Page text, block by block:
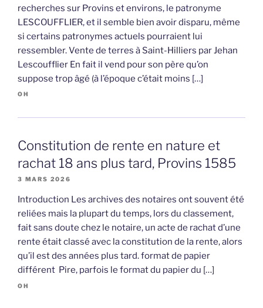
recherches sur Provins et environs, le patronyme
LESCOUFFLIER, et il semble bien avoir disparu, même
si certains patronymes actuels pourraient lui
ressembler. Vente de terres à Saint-Hilliers par Jehan
Lescoufflier En fait il vend pour son père qu’on
suppose trop âgé (à l’époque c’était moins […]
OH
Constitution de rente en nature et
rachat 18 ans plus tard, Provins 1585
3 MARS 2026
Introduction Les archives des notaires ont souvent été
reliées mais la plupart du temps, lors du classement,
fait sans doute chez le notaire, un acte de rachat d’une
rente était classé avec la constitution de la rente, alors
qu’il est des années plus tard. format de papier
différent Pire, parfois le format du papier du […]
OH